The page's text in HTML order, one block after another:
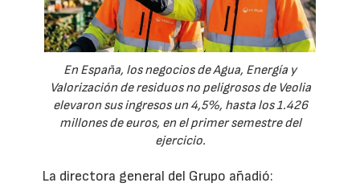
En España, los negocios de Agua, Energía y
Valorización de residuos no peligrosos de Veolia
elevaron sus ingresos un 4,5%, hasta los 1.426
millones de euros, en el primer semestre del
ejercicio.
La directora general del Grupo añadió: